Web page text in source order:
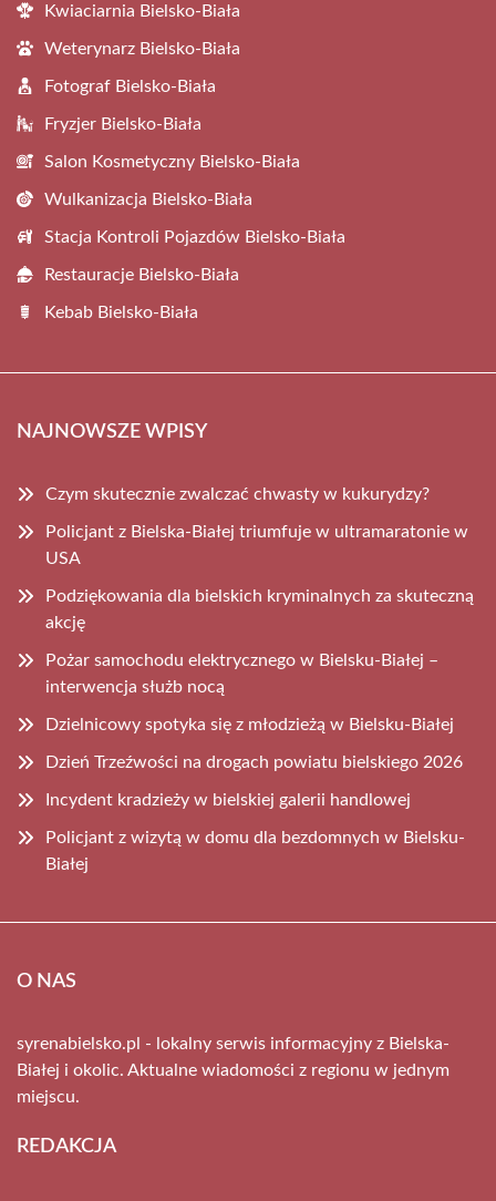
Kwiaciarnia Bielsko-Biała
Weterynarz Bielsko-Biała
Fotograf Bielsko-Biała
Fryzjer Bielsko-Biała
Salon Kosmetyczny Bielsko-Biała
Wulkanizacja Bielsko-Biała
Stacja Kontroli Pojazdów Bielsko-Biała
Restauracje Bielsko-Biała
Kebab Bielsko-Biała
NAJNOWSZE WPISY
Czym skutecznie zwalczać chwasty w kukurydzy?
Policjant z Bielska-Białej triumfuje w ultramaratonie w
USA
Podziękowania dla bielskich kryminalnych za skuteczną
akcję
Pożar samochodu elektrycznego w Bielsku-Białej –
interwencja służb nocą
Dzielnicowy spotyka się z młodzieżą w Bielsku-Białej
Dzień Trzeźwości na drogach powiatu bielskiego 2026
Incydent kradzieży w bielskiej galerii handlowej
Policjant z wizytą w domu dla bezdomnych w Bielsku-
Białej
O NAS
syrenabielsko.pl - lokalny serwis informacyjny z Bielska-
Białej i okolic. Aktualne wiadomości z regionu w jednym
miejscu.
REDAKCJA